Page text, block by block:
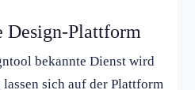
Design-Plattform
bekannte Dienst wird
sich auf der Plattform